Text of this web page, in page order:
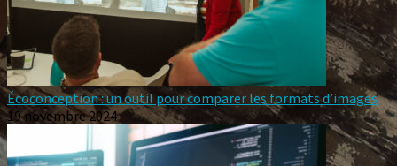
Écoconception : un outil pour comparer les formats d’images
19 novembre 2024